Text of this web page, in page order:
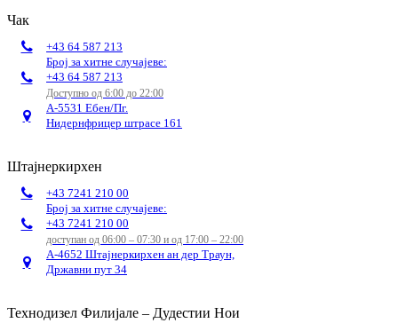
Чак
+43 64 587 213
Број за хитне случајеве:
+43 64 587 213
Доступно од 6:00 до 22:00
А-5531 Ебен/Пг.
Нидернфрицер штрасе 161
Штајнеркирхен
+43 7241 210 00
Број за хитне случајеве:
+43 7241 210 00
доступан од 06:00 – 07:30 и од 17:00 – 22:00
А-4652 Штајнеркирхен ан дер Траун,
Државни пут 34
Технодизел Филијале – Дудестии Нои